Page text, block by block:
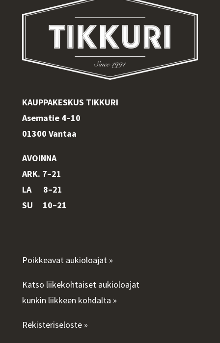
KAUPPAKESKUS TIKKURI
Asematie 4–10
01300 Vantaa
AVOINNA
ARK. 7–21
LA 8–21
SU 10–21
Poikkeavat aukioloajat »
Katso liikekohtaiset aukioloajat
kunkin liikkeen kohdalta »
Rekisteriseloste »